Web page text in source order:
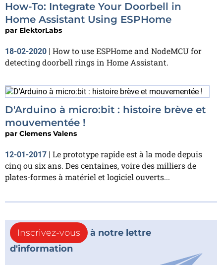
How-To: Integrate Your Doorbell in
Home Assistant Using ESPHome
par ElektorLabs
18-02-2020 | How to use ESPHome and NodeMCU for
detecting doorbell rings in Home Assistant.
D'Arduino à micro:bit : histoire brève et
mouvementée !
par Clemens Valens
12-01-2017 | Le prototype rapide est à la mode depuis
cinq ou six ans. Des centaines, voire des milliers de
plates-formes à matériel et logiciel ouverts...
Inscrivez-vous
à notre lettre
d'information